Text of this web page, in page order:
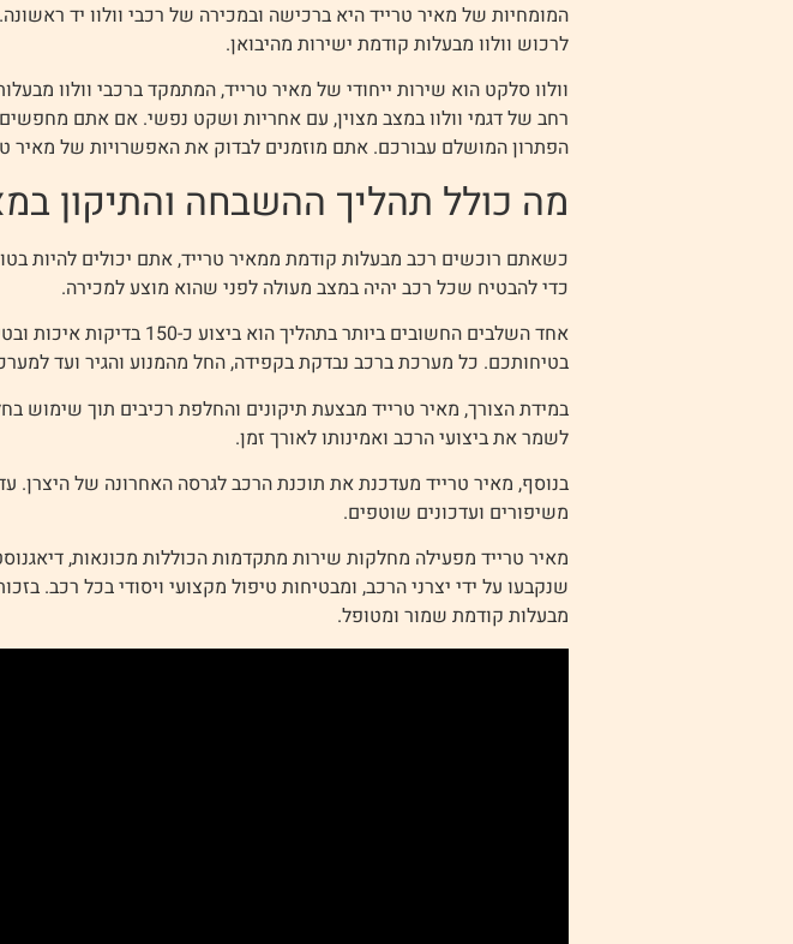
המומחיות של מאיר טרייד היא ברכישה ובמכירה של רכבי וולוו יד
לרכוש וולוו מבעלות קודמת ישירות מהיבואן.
וולוו סלקט הוא שירות ייחודי של מאיר טרייד, המתמקד ברכבי וולוו
רחב של דגמי וולוו במצב מצוין, עם אחריות ושקט נפשי. אם אתם
הפתרון המושלם עבורכם. אתם מוזמנים לבדוק את האפשרויות של מאיר
מה כולל תהליך ההשבחה והתיקון
כשאתם רוכשים רכב מבעלות קודמת ממאיר טרייד, אתם יכולים להיות
כדי להבטיח שכל רכב יהיה במצב מעולה לפני שהוא מוצע למכירה.
אחד השלבים החשובים
בטיחותכם. כל מערכת ברכב נבדקת בקפידה, החל מהמנוע והגיר ועד
במידת הצורך, מאיר טרייד מבצעת תיקונים והחלפת רכיבים תוך שימוש
לשמר את ביצועי הרכב ואמינותו לאורך זמן.
בנוסף, מאיר טרייד מעדכנת את תוכנת הרכב לגרסה האחרונה של היצרן.
משיפורים ועדכונים שוטפים.
מאיר טרייד מפעילה מחלקות שירות מתקדמות הכוללות מכונאות,
שנקבעו על ידי יצרני הרכב, ומבטיחות טיפול מקצועי ויסודי בכל רכב.
מבעלות קודמת שמור ומטופל.